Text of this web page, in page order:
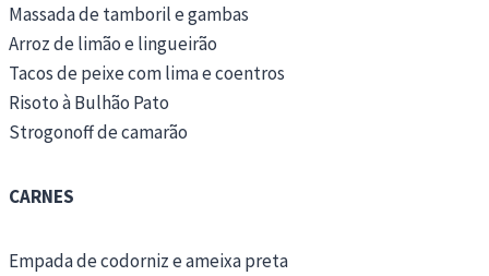
Massada de tamboril e gambas
Arroz de limão e lingueirão
Tacos de peixe com lima e coentros
Risoto à Bulhão Pato
Strogonoff de camarão
CARNES
Empada de codorniz e ameixa preta